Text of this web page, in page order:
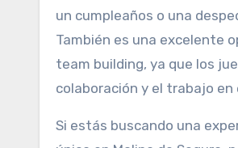
un cumpleaños o una
También es una excelente
team building, ya que los
colaboración y el trabajo en
Si estás buscando una